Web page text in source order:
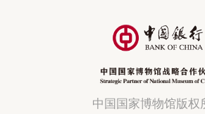
中国国家博物馆版权